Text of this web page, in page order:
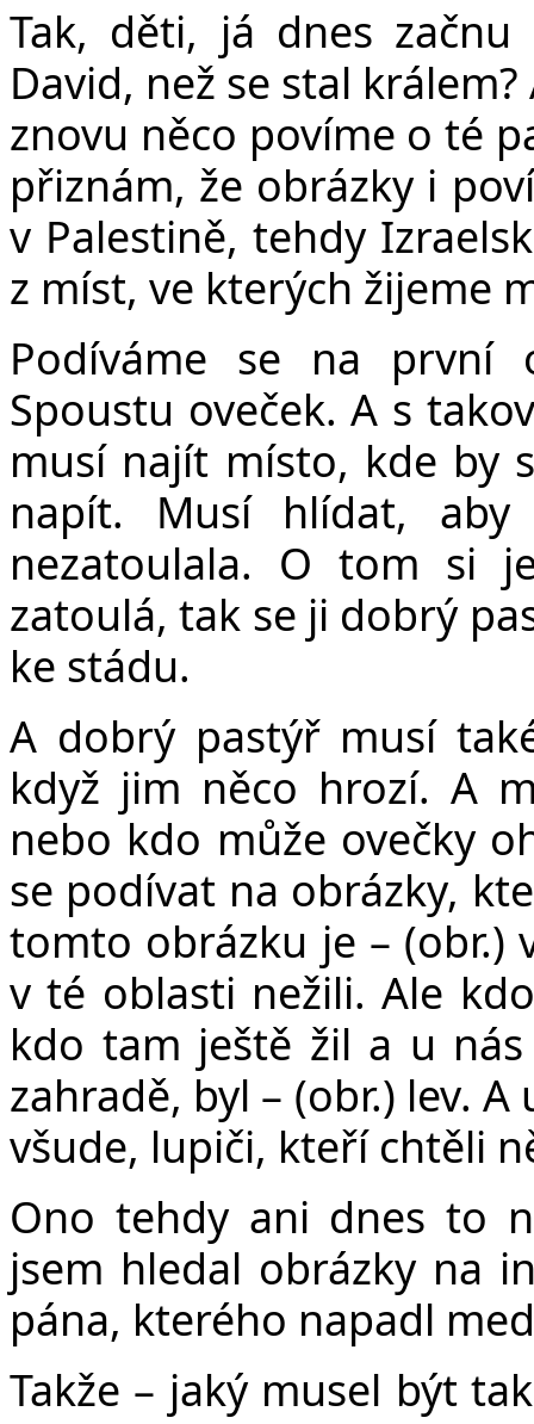
Tak, děti, já dnes
David, než se stal
znovu něco povíme o té
přiznám, že obrázky i
v Palestině, tehdy
z míst, ve kterých žijeme
Podíváme se na první
Spoustu oveček. A s
musí najít místo, kde by
napít. Musí hlídat,
nezatoulala. O tom si
zatoulá, tak se ji dobrý
ke stádu.
A dobrý pastýř musí
když jim něco hrozí. A
nebo kdo může ovečky
se podívat na obrázky,
tomto obrázku je – (obr.)
v té oblasti nežili. Ale
kdo tam ještě žil a u
zahradě, byl – (obr.) lev.
všude, lupiči, kteří chtěli
Ono tehdy ani dnes to
jsem hledal obrázky na
pána, kterého napadl
Takže – jaký musel být